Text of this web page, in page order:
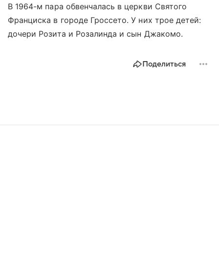
В 1964-м пара обвенчалась в церкви Святого
Франциска в городе Гроссето. У них трое детей:
дочери Розита и Розалинда и сын Джакомо.
Поделиться